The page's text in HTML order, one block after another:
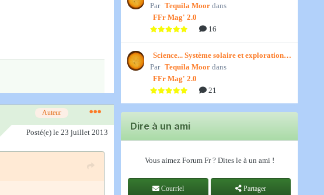
Auteur
Posté(e) le 23 juillet 2013
») par Jedino
Par Tequila Moor dans
FFr Mag' 2.0
16
Science... Système solaire et exploration
spatiale, par Jedino
Par Tequila Moor dans
FFr Mag' 2.0
21
Dire à un ami
Vous aimez Forum Fr ? Dites le à un ami !
Courriel Partager